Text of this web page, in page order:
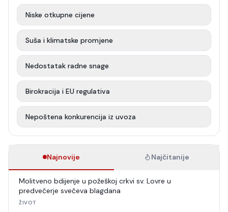
Niske otkupne cijene
Suša i klimatske promjene
Nedostatak radne snage
Birokracija i EU regulativa
Nepoštena konkurencija iz uvoza
Najnovije Najčitanije
Molitveno bdijenje u požeškoj crkvi sv. Lovre u
predvečerje svečeva blagdana
ŽIVOT